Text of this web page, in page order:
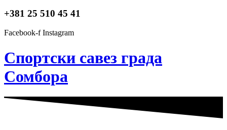
+381 25 510 45 41
Facebook-f Instagram
Спортски савез града
Сомбора​